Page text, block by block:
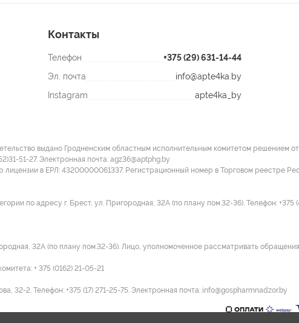
Контакты
Телефон
+375 (29) 631-14-44
Эл. почта
info@apte4ka.by
Instagram
apte4ka_by
выдано Гродненским областным исполнительным комитетом решением
51-27. Электронная почта: agz36@aptphg.by
в ЕРЛ: 43200000061337. Регистрационный номер в Торговом реестре
по адресу г. Брест, ул. Пригородная, 32А (по плану пом.32-36). Телефон: +375
32А (по плану пом.32-36). Лицо, уполномоченное рассматривать
+ 375 (0162) 21-05-21
32-2. Телефон: +375 (17) 271-25-75. Электронная почта: info@gospharmnadzor.by